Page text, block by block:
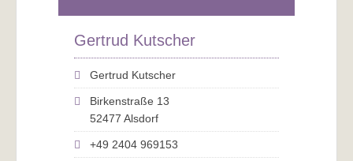
Gertrud Kutscher
Gertrud Kutscher
Birkenstraße 13
52477 Alsdorf
+49 2404 969153